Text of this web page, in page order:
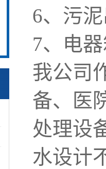
6、污
7、电
我公司
备、医
处理设
水设计